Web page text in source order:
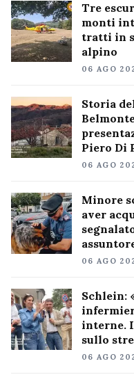
Tre
monti
tratti in
alpino
06 AGO
Storia
Piero Di
06 AGO
Minore
aver
06 AGO
Schlein:
interne.
sullo
06 AGO